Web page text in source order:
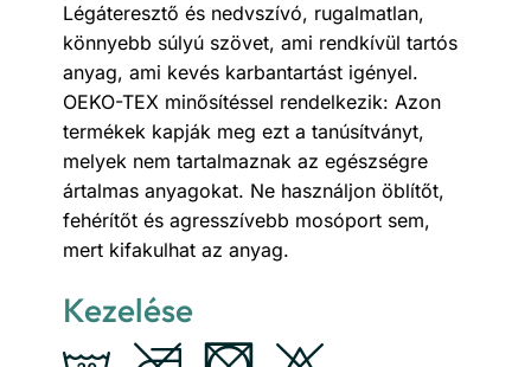
Légáteresztő és nedvszívó, rugalmatlan,
könnyebb súlyú szövet, ami rendkívül tartós
anyag, ami kevés karbantartást igényel.
OEKO-TEX minősítéssel rendelkezik: Azon
termékek kapják meg ezt a tanúsítványt,
melyek nem tartalmaznak az egészségre
ártalmas anyagokat. Ne használjon öblítőt,
fehérítőt és agresszívebb mosóport sem,
mert kifakulhat az anyag.
Kezelése